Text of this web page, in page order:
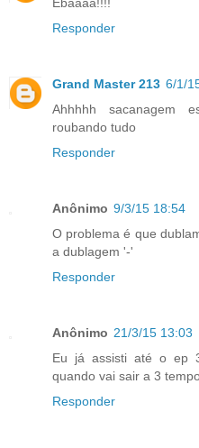
Responder
Grand Master 213 6/1/
Ahhhhh sacanagem
roubando tudo
Responder
Anônimo 9/3/15 18:54
O problema é que
a dublagem '-'
Responder
Anônimo 21/3/15 13:03
Eu já assisti até o ep
quando vai sair a 3
Responder